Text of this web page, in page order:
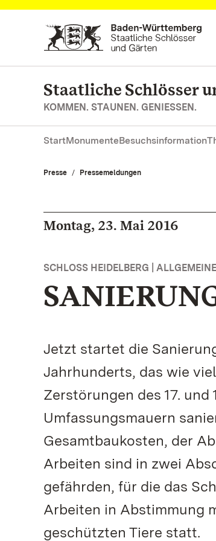
Zum Hauptinhalt springen
Staatliche Schlösser
KOMMEN. STAUNEN. GENIESSEN.
StartMonumenteBesuchsinformation
Presse Pressemeldungen
Montag, 23. Mai 2016
SCHLOSS HEIDELBERG |
Jetzt startet die
Jahrhunderts, das wie
Zerstörungen des 17.
Umfassungsmauern
Gesamtbaukosten, der
Arbeiten sind in zwei
gefährden, für die das
Arbeiten in Abstimmung
geschützten Tiere statt.